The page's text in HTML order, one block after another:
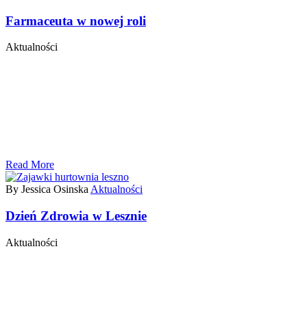
Farmaceuta w nowej roli
Aktualności
Read More
By Jessica Osinska Aktualności
Dzień Zdrowia w Lesznie
Aktualności